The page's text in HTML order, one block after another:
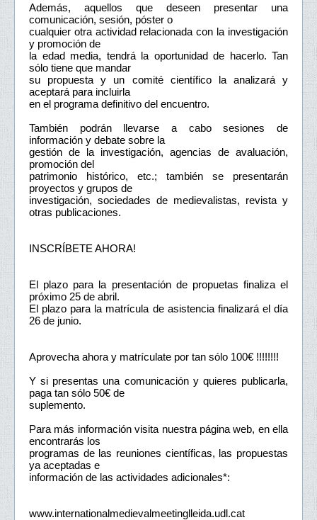
Además, aquellos que deseen presentar una
comunicación, sesión, póster o
cualquier otra actividad relacionada con la investigación
y promoción de
la edad media, tendrá la oportunidad de hacerlo. Tan
sólo tiene que mandar
su propuesta y un comité científico la analizará y
aceptará para incluirla
en el programa definitivo del encuentro.
También podrán llevarse a cabo sesiones de
información y debate sobre la
gestión de la investigación, agencias de avaluación,
promoción del
patrimonio histórico, etc.; también se presentarán
proyectos y grupos de
investigación, sociedades de medievalistas, revista y
otras publicaciones.
INSCRÍBETE AHORA!
El plazo para la presentación de propuetas finaliza el
próximo 25 de abril.
El plazo para la matrícula de asistencia finalizará el día
26 de junio.
Aprovecha ahora y matrículate por tan sólo 100€ !!!!!!!!
Y si presentas una comunicación y quieres publicarla,
paga tan sólo 50€ de
suplemento.
Para más información visita nuestra página web, en ella
encontrarás los
programas de las reuniones científicas, las propuestas
ya aceptadas e
información de las actividades adicionales*:
www.internationalmedievalmeetinglleida.udl.cat